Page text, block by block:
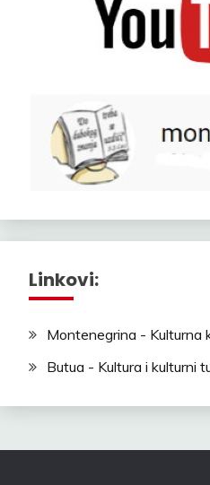
Linkovi:
Montenegrina - Kulturna
Butua - Kultura i kulturni